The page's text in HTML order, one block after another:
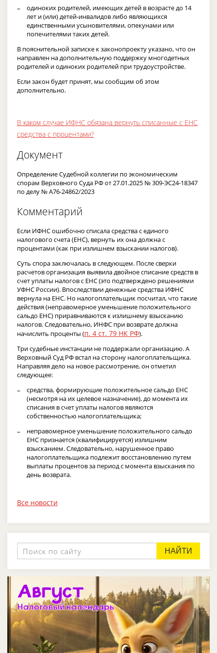
одиноких родителей, имеющих детей в возрасте до 14
лет и (или) детей-инвалидов либо являющихся
единственными усыновителями, опекунами или
попечителями таких детей.
В пояснительной записке к законопроекту указано, что он
направлен на дополнительную поддержку многодетных
родителей и одиноких родителей при трудоустройстве.
Если закон будет принят, мы сообщим об этом
дополнительно.
В каком случае ИФНС обязана вернуть списанные с ЕНС
средства с процентами?
Документ
Определение Судебной коллегии по экономическим
спорам Верховного Суда РФ от 27.01.2025 № 309-ЭС24-18347
по делу № А76-24862/2023
Комментарий
Если ИФНС ошибочно списала средства с единого
налогового счета (ЕНС), вернуть их она должна с
процентами (как при излишнем взыскании налогов).
Суть спора заключалась в следующем. После сверки
расчетов организация выявила двойное списание средств в
счет уплаты налогов с ЕНС (это подтверждено решениями
УФНС России). Впоследствии денежные средства ИФНС
вернула на ЕНС. Но налогоплательщик посчитал, что такие
действия (неправомерное уменьшение положительного
сальдо ЕНС) приравниваются к излишнему взысканию
налогов. Следовательно, ИНФС при возврате должна
начислить проценты (п. 4 ст. 79 НК РФ).
Три судебные инстанции не поддержали организацию. А
Верховный Суд РФ встал на сторону налогоплательщика.
Направляя дело на новое рассмотрение, он отметил
следующее:
средства, формирующие положительное сальдо ЕНС
(несмотря на их целевое назначение), до момента их
списания в счет уплаты налогов являются
собственностью налогоплательщика;
неправомерное уменьшение положительного сальдо
ЕНС признается (квалифицируется) излишним
взысканием. Следовательно, нарушенное право
налогоплательщика подлежит восстановлению путем
выплаты процентов за период с момента взыскания по
день возврата.
Все новости
НАЙТИ